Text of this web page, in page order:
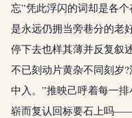
忘”凭此浮闪的词却是各
是永远仍拥当旁巷分的老
停下去也样其薄并反复叙
不已刻动片黄杂不同刻岁
中入。”推映己呼着每一
崭而复认回标要石上吗